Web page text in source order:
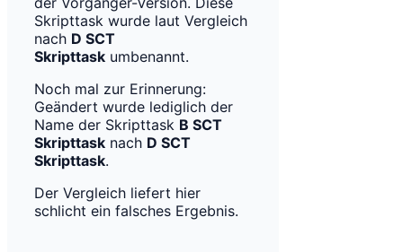
Skripttask wurde laut Vergleich
nach D SCT
Skripttask umbenannt.
Noch mal zur Erinnerung:
Geändert wurde lediglich der
Name der Skripttask B SCT
Skripttask nach D SCT
Skripttask.
Der Vergleich liefert hier
schlicht ein falsches Ergebnis.